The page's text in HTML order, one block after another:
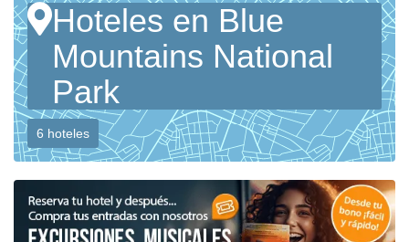
Hoteles en Blue
Mountains National
Park
6 hoteles